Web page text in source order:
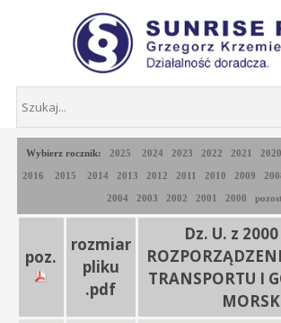
Wybierz rocznik: 2025 2024 2023 2022 2021 2020
2016 2015 2014 2013 2012 2011 2010 2009
2004 2003 2002 2001 2000
poz.
rozmiar
pliku
.pdf
Dz. U. z
TRANSPORTU I